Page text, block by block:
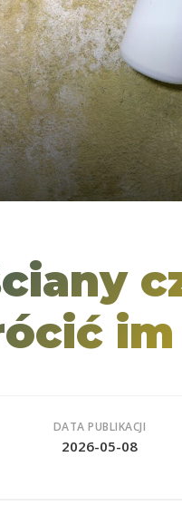
DATA PUBLIKACJI
2026-05-08